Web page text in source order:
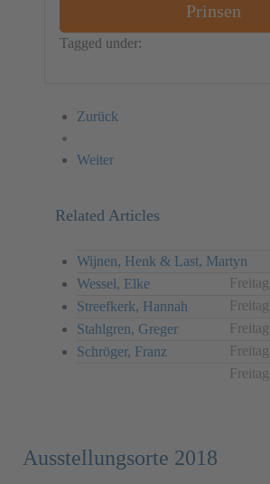
Prinsen
Tagged under:
Zurück
Weiter
Related Articles
Wijnen, Henk & Last, Martyn
Wessel, Elke
Streefkerk, Hannah
Stahlgren, Greger
Schröger, Franz
Ausstellungsorte 2018